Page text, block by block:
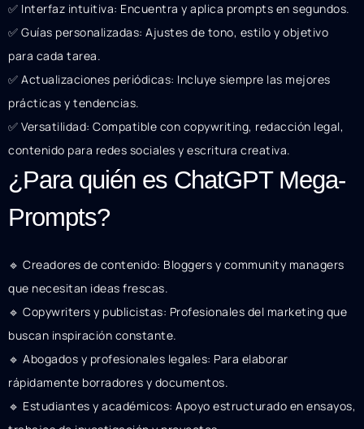
✅ Interfaz intuitiva: Encuentra y aplica prompts en segundos.
✅ Guías personalizadas: Ajustes de tono, estilo y objetivo
para cada tarea.
✅ Actualizaciones periódicas: Incluye siempre las mejores
prácticas y tendencias.
✅ Versatilidad: Compatible con copywriting, redacción legal,
contenido para redes sociales y escritura creativa.
¿Para quién es ChatGPT Mega-
Prompts?
🔹 Creadores de contenido: Bloggers y community managers
que necesitan ideas frescas.
🔹 Copywriters y publicistas: Profesionales del marketing que
buscan inspiración constante.
🔹 Abogados y profesionales legales: Para elaborar
rápidamente borradores y documentos.
🔹 Estudiantes y académicos: Apoyo estructurado en ensayos,